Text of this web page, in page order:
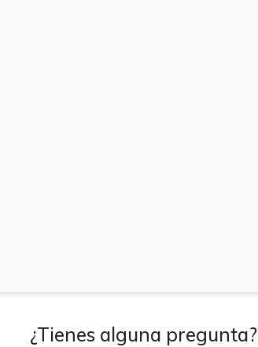
¿Tienes alguna pregunta?